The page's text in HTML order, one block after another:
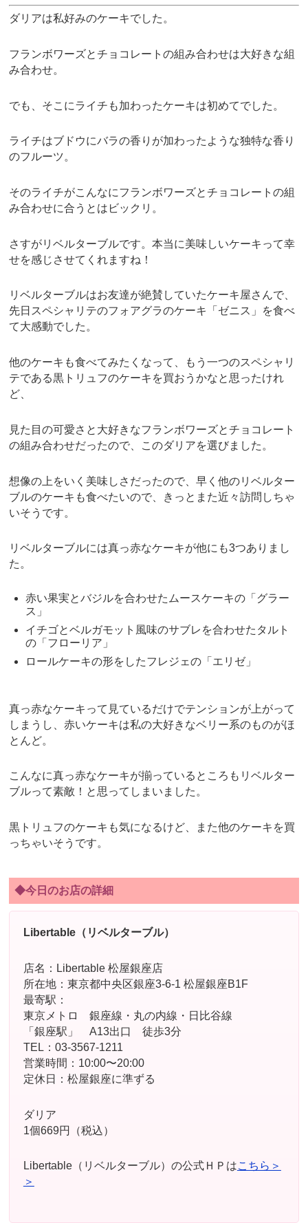
ダリアは私好みのケーキでした。
フランボワーズとチョコレートの組み合わせは大好きな組
み合わせ。
でも、そこにライチも加わったケーキは初めてでした。
ライチはブドウにバラの香りが加わったような独特な香り
のフルーツ。
そのライチがこんなにフランボワーズとチョコレートの組
み合わせに合うとはビックリ。
さすがリベルターブルです。本当に美味しいケーキって幸
せを感じさせてくれますね！
リベルターブルはお友達が絶賛していたケーキ屋さんで、
先日スペシャリテのフォアグラのケーキ「ゼニス」を食べ
て大感動でした。
他のケーキも食べてみたくなって、もう一つのスペシャリ
テである黒トリュフのケーキを買おうかなと思ったけれ
ど、
見た目の可愛さと大好きなフランボワーズとチョコレート
の組み合わせだったので、このダリアを選びました。
想像の上をいく美味しさだったので、早く他のリベルター
ブルのケーキも食べたいので、きっとまた近々訪問しちゃ
いそうです。
リベルターブルには真っ赤なケーキが他にも3つありまし
た。
赤い果実とバジルを合わせたムースケーキの「グラー
ス」
イチゴとベルガモット風味のサブレを合わせたタルト
の「フローリア」
ロールケーキの形をしたフレジェの「エリゼ」
真っ赤なケーキって見ているだけでテンションが上がって
しまうし、赤いケーキは私の大好きなベリー系のものがほ
とんど。
こんなに真っ赤なケーキが揃っているところもリベルター
ブルって素敵！と思ってしまいました。
黒トリュフのケーキも気になるけど、また他のケーキを買
っちゃいそうです。
◆今日のお店の詳細
Libertable（リベルターブル）
店名：Libertable 松屋銀座店
所在地：東京都中央区銀座3-6-1 松屋銀座B1F
最寄駅：
東京メトロ 銀座線・丸の内線・日比谷線
「銀座駅」 A13出口 徒歩3分
TEL：03-3567-1211
営業時間：10:00〜20:00
定休日：松屋銀座に準ずる
ダリア
1個669円（税込）
Libertable（リベルターブル）の公式ＨＰはこちら＞
＞